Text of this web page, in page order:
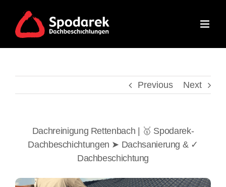
content
Previous Next
Dachreinigung Rettenbach | 🥇 Spodarek-
Dachbeschichtungen ➤ Dachsanierung & ✓
Dachbeschichtung